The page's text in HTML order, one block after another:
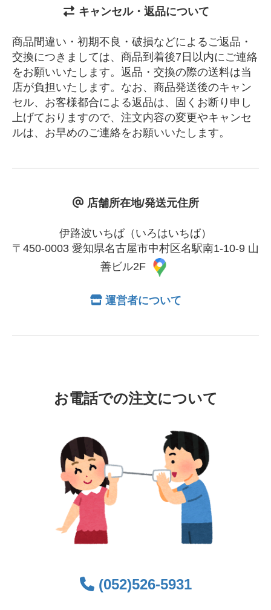
キャンセル・返品について
商品間違い・初期不良・破損などによるご返品・
交換につきましては、商品到着後7日以内にご連絡
をお願いいたします。返品・交換の際の送料は当
店が負担いたします。なお、商品発送後のキャン
セル、お客様都合による返品は、固くお断り申し
上げておりますので、注文内容の変更やキャンセ
ルは、お早めのご連絡をお願いいたします。
店舗所在地/発送元住所
伊路波いちば（いろはいちば）
〒450-0003 愛知県名古屋市中村区名駅南1-10-9 山
善ビル2F
運営者について
お電話での注文について
(052)526-5931